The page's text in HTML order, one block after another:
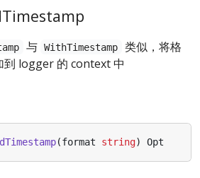
与 WithTimestamp
类似，将格
到 logger 的 context 中
(format string) Opt